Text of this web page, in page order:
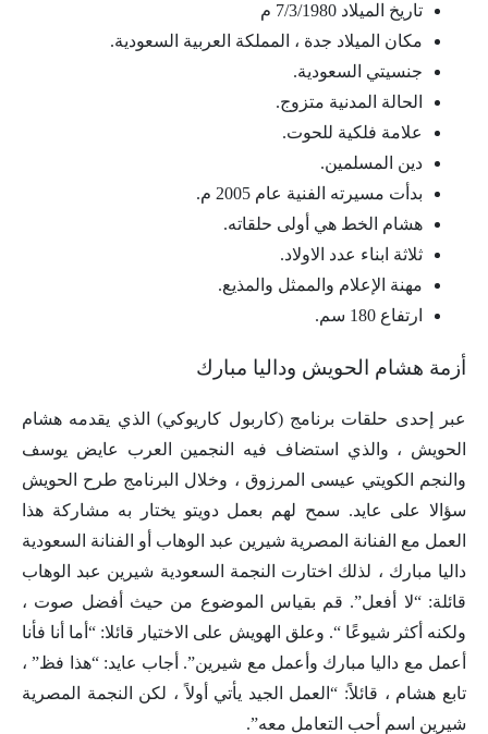
تاريخ الميلاد 7/3/1980 م
مكان الميلاد جدة ، المملكة العربية السعودية.
جنسيتي السعودية.
الحالة المدنية متزوج.
علامة فلكية للحوت.
دين المسلمين.
بدأت مسيرته الفنية عام 2005 م.
هشام الخط هي أولى حلقاته.
ثلاثة ابناء عدد الاولاد.
مهنة الإعلام والممثل والمذيع.
ارتفاع 180 سم.
أزمة هشام الحويش وداليا مبارك
عبر إحدى حلقات برنامج (كاربول كاريوكي) الذي يقدمه هشام
الحويش ، والذي استضاف فيه النجمين العرب عايض يوسف
والنجم الكويتي عيسى المرزوق ، وخلال البرنامج طرح الحويش
سؤالا على عايد. سمح لهم بعمل دويتو يختار به مشاركة هذا
العمل مع الفنانة المصرية شيرين عبد الوهاب أو الفنانة السعودية
داليا مبارك ، لذلك اختارت النجمة السعودية شيرين عبد الوهاب
قائلة: “لا أفعل”. قم بقياس الموضوع من حيث أفضل صوت ،
ولكنه أكثر شيوعًا “. وعلق الهويش على الاختيار قائلا: “أما أنا فأنا
أعمل مع داليا مبارك وأعمل مع شيرين”. أجاب عايد: “هذا فظ” ،
تابع هشام ، قائلاً: “العمل الجيد يأتي أولاً ، لكن النجمة المصرية
شيرين اسم أحب التعامل معه”.